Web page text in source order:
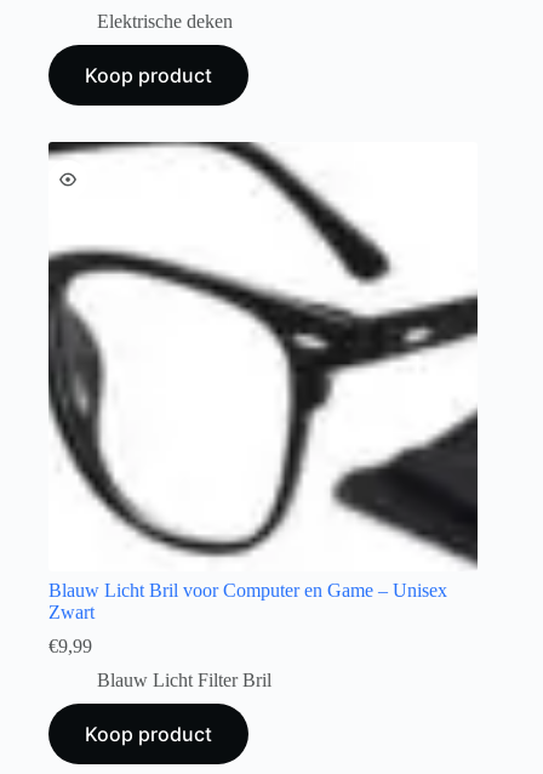
Elektrische deken
Koop product
Blauw Licht Bril voor Computer en Game – Unisex
Zwart
€9,99
Blauw Licht Filter Bril
Koop product